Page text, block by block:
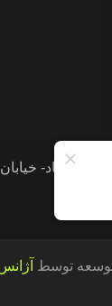
آباد- خیابان
توسط